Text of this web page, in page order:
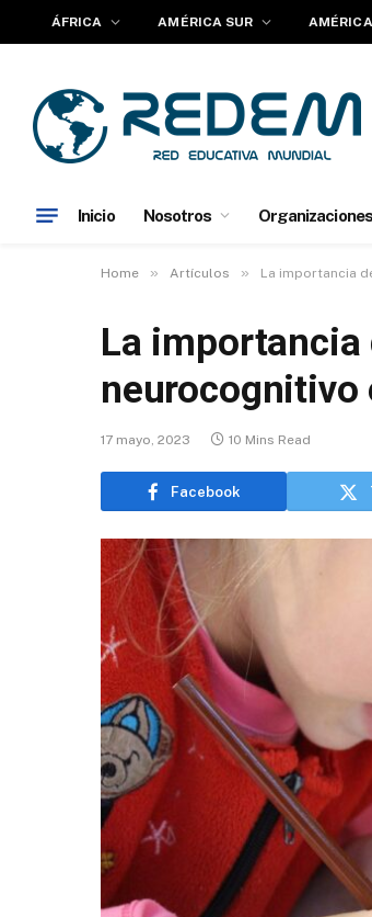
ÁFRICA AMÉRICA SUR
Inicio Nosotros Organizaciones
Home » Artículos » La importancia
La importancia
neurocognitivo
17 mayo, 2023 10 Mins Read
Facebook